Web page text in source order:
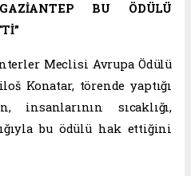
BU ÖDÜLÜ
Meclisi Avrupa Ödülü
Konatar, törende yaptığı
insanlarının sıcaklığı,
bu ödülü hak ettiğini